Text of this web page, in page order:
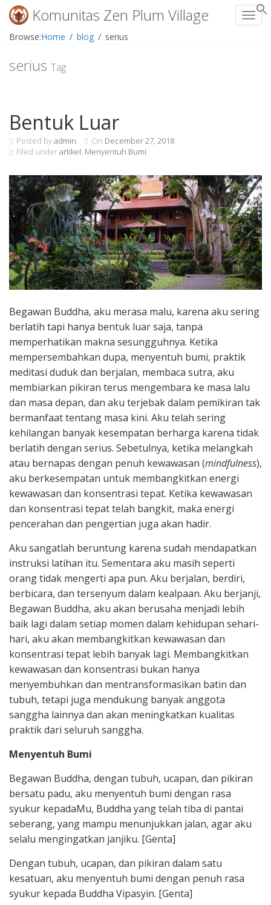
Skip
Komunitas Zen Plum Village
Browse:Home blog serius
serius Tag
Bentuk Luar
Posted byadmin On December 27, 2018
Filed underartikel, Menyentuh Bumi
Begawan Buddha, aku merasa malu, karena aku sering
berlatih tapi hanya bentuk luar saja, tanpa
memperhatikan makna sesungguhnya. Ketika
mempersembahkan dupa, menyentuh bumi, praktik
meditasi duduk dan berjalan, membaca sutra, aku
membiarkan pikiran terus mengembara ke masa lalu
dan masa depan, dan aku terjebak dalam pemikiran tak
bermanfaat tentang masa kini. Aku telah sering
kehilangan banyak kesempatan berharga karena tidak
berlatih dengan serius. Sebetulnya, ketika melangkah
atau bernapas dengan penuh kewawasan (mindfulness),
aku berkesempatan untuk membangkitkan energi
kewawasan dan konsentrasi tepat. Ketika kewawasan
dan konsentrasi tepat telah bangkit, maka energi
pencerahan dan pengertian juga akan hadir.
Aku sangatlah beruntung karena sudah mendapatkan
instruksi latihan itu. Sementara aku masih seperti
orang tidak mengerti apa pun. Aku berjalan, berdiri,
berbicara, dan tersenyum dalam kealpaan. Aku berjanji,
Begawan Buddha, aku akan berusaha menjadi lebih
baik lagi dalam setiap momen dalam kehidupan sehari-
hari, aku akan membangkitkan kewawasan dan
konsentrasi tepat lebih banyak lagi. Membangkitkan
kewawasan dan konsentrasi bukan hanya
menyembuhkan dan mentransformasikan batin dan
tubuh, tetapi juga mendukung banyak anggota
sanggha lainnya dan akan meningkatkan kualitas
praktik dari seluruh sanggha.
Menyentuh Bumi
Begawan Buddha, dengan tubuh, ucapan, dan pikiran
bersatu padu, aku menyentuh bumi dengan rasa
syukur kepadaMu, Buddha yang telah tiba di pantai
seberang, yang mampu menunjukkan jalan, agar aku
selalu mengingatkan janjiku. [Genta]
Dengan tubuh, ucapan, dan pikiran dalam satu
kesatuan, aku menyentuh bumi dengan penuh rasa
syukur kepada Buddha Vipasyin. [Genta]